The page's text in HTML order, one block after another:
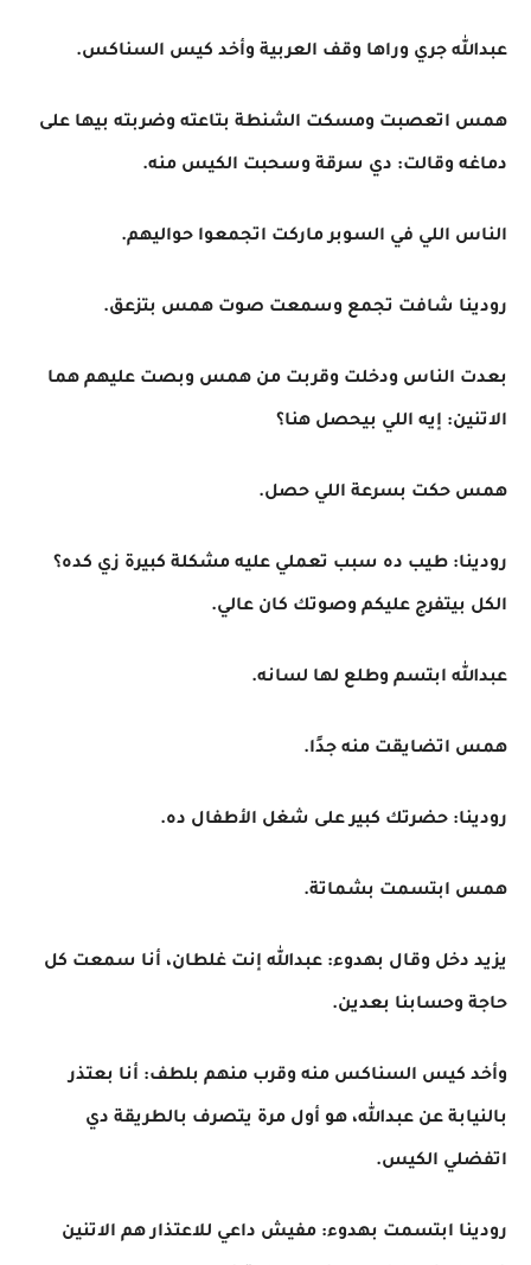
عبدالله جري وراها وقف العربية وأخد كيس السناكس.
همس اتعصبت ومسكت الشنطة بتاعته وضربته بيها على
دماغه وقالت: دي سرقة وسحبت الكيس منه.
الناس اللي في السوبر ماركت اتجمعوا حواليهم.
رودينا شافت تجمع وسمعت صوت همس بتزعق.
بعدت الناس ودخلت وقربت من همس وبصت عليهم هما
الاتنين: إيه اللي بيحصل هنا؟
همس حكت بسرعة اللي حصل.
رودينا: طيب ده سبب تعملي عليه مشكلة كبيرة زي كده؟
الكل بيتفرج عليكم وصوتك كان عالي.
عبدالله ابتسم وطلع لها لسانه.
همس اتضايقت منه جدًا.
رودينا: حضرتك كبير على شغل الأطفال ده.
همس ابتسمت بشماتة.
يزيد دخل وقال بهدوء: عبدالله إنت غلطان، أنا سمعت كل
حاجة وحسابنا بعدين.
وأخد كيس السناكس منه وقرب منهم بلطف: أنا بعتذر
بالنيابة عن عبدالله، هو أول مرة يتصرف بالطريقة دي
اتفضلي الكيس.
رودينا ابتسمت بهدوء: مفيش داعي للاعتذار هم الاتنين